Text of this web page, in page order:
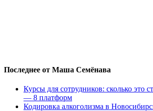
Последнее от Маша Семёнава
Курсы для сотрудников: сколько это
— 8 платформ
Кодировка алкоголизма в